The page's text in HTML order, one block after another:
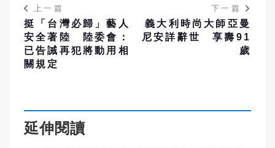
上一篇
挺「台灣必歸」藝人
安全著陸 陸委會：
已告誡再犯將動用相
關規定
下一篇
義大利時尚大師亞曼
尼安詳辭世 享壽91
歲
延伸閱讀